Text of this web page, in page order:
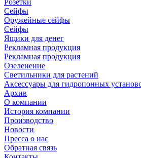
Розетки
Сейфы
Оружейные сейфы
Сейфы
Ящики для денег
Рекламная продукция
Рекламная продукция
Озеленение
Светильники для растений
Аксессуары для гидропонных
Архив
О компании
История компании
Производство
Новости
Пресса о нас
Обратная связь